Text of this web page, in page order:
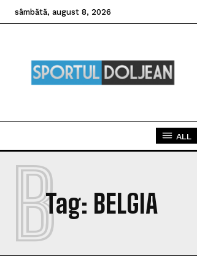
sâmbătă, august 8, 2026
ALL
Tag: BELGIA
B